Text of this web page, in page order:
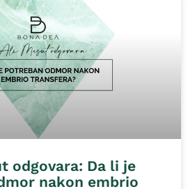
odgovara: Da li je
nakon embrio